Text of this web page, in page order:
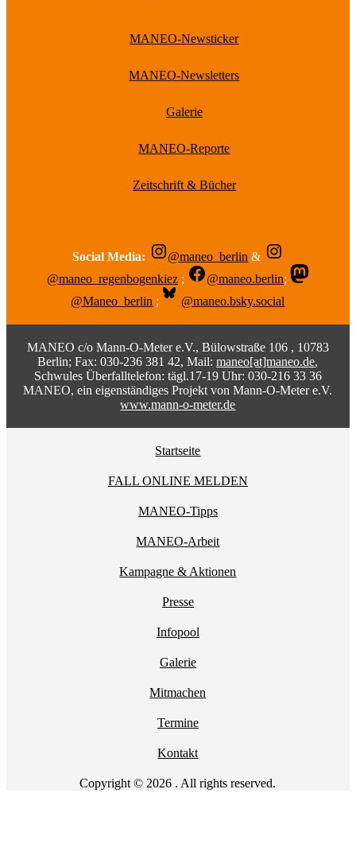
MANEO-Newsticker
MANEO-Newsletters
Galerie
MANEO-Reporte
Zeitschrift & Bücher
Social Media: @maneo_berlin &
@maneo_regenbogenkiez ; @maneo.berlin;
@Maneo_berlin ; @maneo.bsky.social
MANEO c/o Mann-O-Meter e.V., Bülowstraße 106 , 10783
Berlin; Fax: 030-236 381 42, Mail:maneo[at]maneo.de,
Schwules Überfalltelefon: tägl.17-19 Uhr: 030-216 33 36
MANEO, ein eigenständiges Projekt von Mann-O-Meter e.V.
www.mann-o-meter.de
Startseite
FALL ONLINE MELDEN
MANEO-Tipps
MANEO-Arbeit
Kampagne & Aktionen
Presse
Infopool
Galerie
Mitmachen
Termine
Kontakt
Copyright © 2026 . All rights reserved.